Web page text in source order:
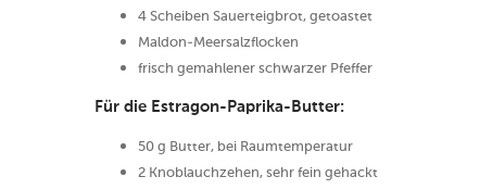
4 Scheiben Sauerteigbrot, getoastet
Maldon-Meersalzflocken
frisch gemahlener schwarzer Pfeffer
Für die Estragon-Paprika-Butter:
50 g Butter, bei Raumtemperatur
2 Knoblauchzehen, sehr fein gehackt